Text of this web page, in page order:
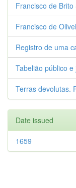
Francisco de
Francisco de
Registro de uma
Tabelião público
Terras devolutas.
Date issued
1659